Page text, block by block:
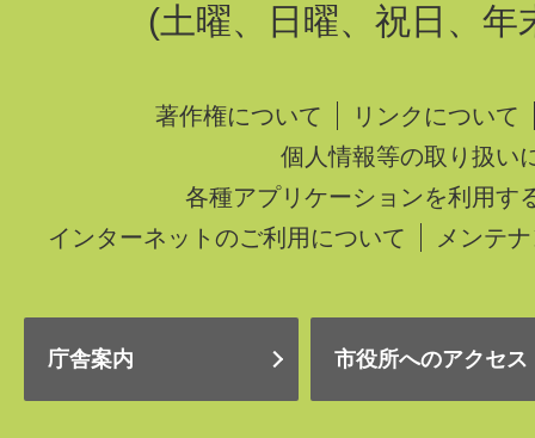
(土曜、日曜、祝日、年
著作権について
リンクについて
個人情報等の取り扱い
各種アプリケーションを利用す
インターネットのご利用について
メンテ
庁舎案内 市役所へのアクセス